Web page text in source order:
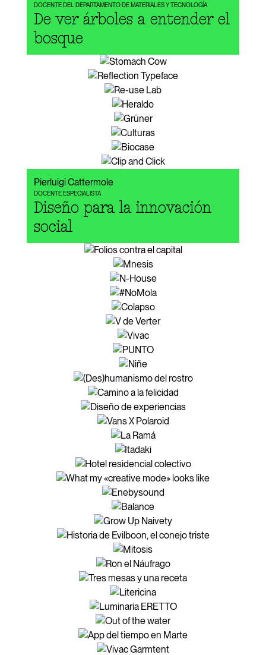
DOCENTE DEL DEPARTAMENTO DE MATERIALES Y TECNOLOGÍA
De ver árboles a entender el
bosque
Pierluigi Cattermole
DOCENTE ESPECIALISTA
Diseño para la innovación
social